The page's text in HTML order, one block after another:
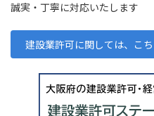
誠実・丁寧に対応いたします
建設業許可に関しては、こ